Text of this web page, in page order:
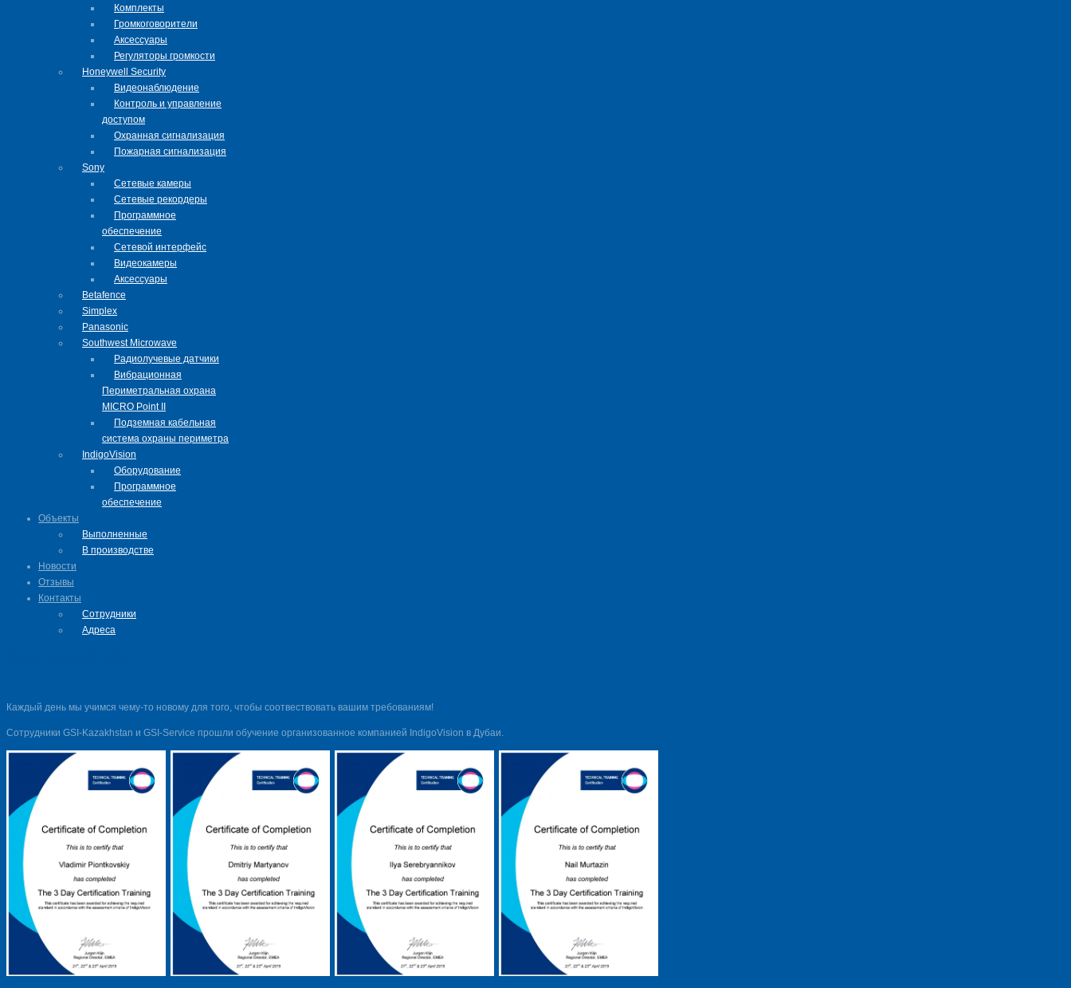
Комплекты
Громкоговорители
Аксессуары
Регуляторы громкости
Honeywell Security
Видеонаблюдение
Контроль и управление
доступом
Охранная сигнализация
Пожарная сигнализация
Sony
Сетевые камеры
Сетевые рекордеры
Программное
обеспечение
Сетевой интерфейс
Видеокамеры
Аксессуары
Betafence
Simplex
Panasonic
Southwest Microwave
Радиолучевые датчики
Вибрационная
Периметральная охрана
MICRO Point II
Подземная кабельная
система охраны периметра
IndigoVision
Оборудование
Программное
обеспечение
Объекты
Выполненные
В производстве
Новости
Отзывы
Контакты
Сотрудники
Адреса
Каждый день мы учимся чему-то новому для того, чтобы соотвествовать вашим требованиям!
Сотрудники GSI-Kazakhstan и GSI-Service прошли обучение организованное компанией IndigoVision в Дубаи.